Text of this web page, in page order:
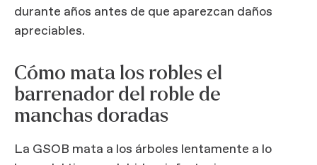
durante años antes de que aparezcan daños
apreciables.
Cómo mata los robles el
barrenador del roble de
manchas doradas
La GSOB mata a los árboles lentamente a lo